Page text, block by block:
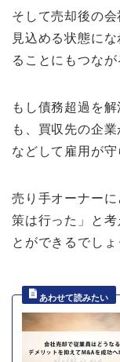
そして売却後の
見込める状態に
ることにもつなが
もし債務超過を
も、買収先の企
などして雇用が守
売り手オーナー
策は行った」と
とができるでしょ